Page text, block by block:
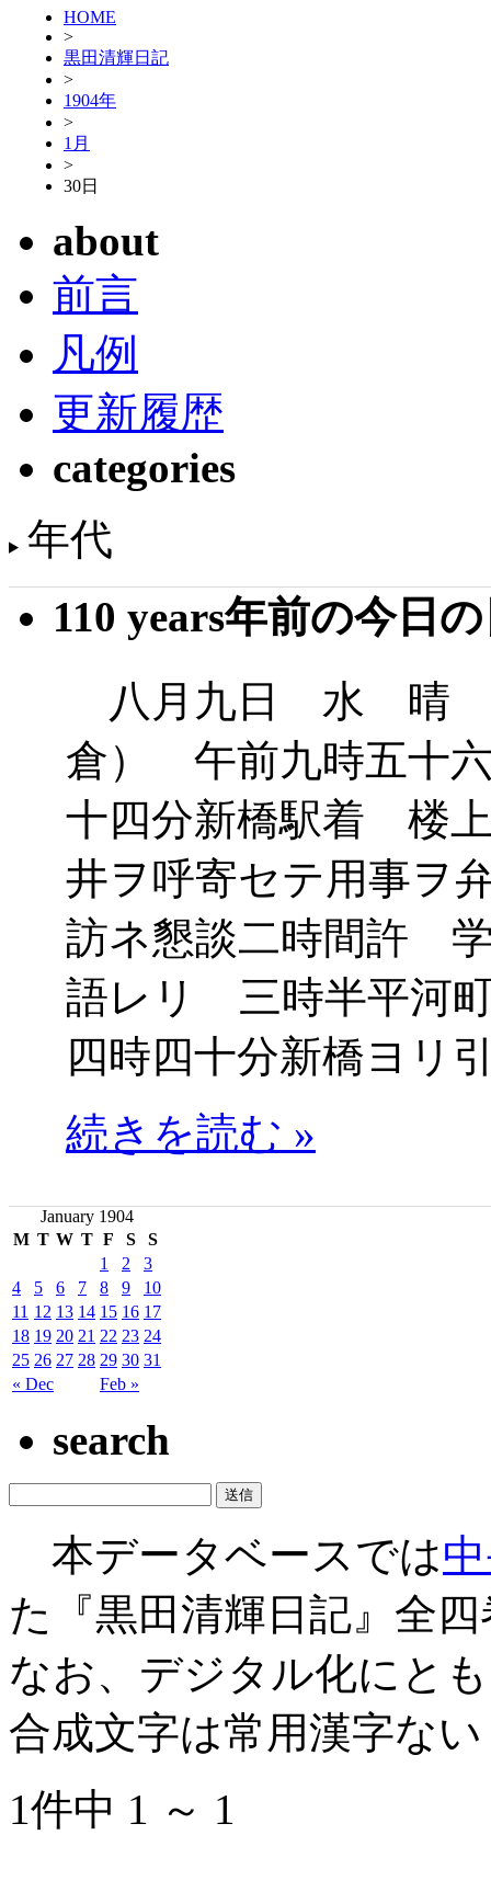
HOME
>
黒田清輝日記
>
1904年
>
1月
>
30日
about
前言
凡例
更新履歴
categories
年代
110 years年前の今日
八月九日 水 晴
倉） 午前九時五十
十四分新橋駅着 楼
井ヲ呼寄セテ用事ヲ
訪ネ懇談二時間許
語レリ 三時半平河
四時四十分新橋ヨリ
続きを読む »
January 1904
M T W T F S S
« Dec Feb »
1 2
3
4
5 6 7 8 9
10
11 12 13 14 15 16 17
18 19 20 21 22 23 24
25 26 27 28 29 30 31
search
本データベースでは
た『黒田清輝日記』全
なお、デジタル化にと
合成文字は常用漢字な
1件中 1 ～ 1